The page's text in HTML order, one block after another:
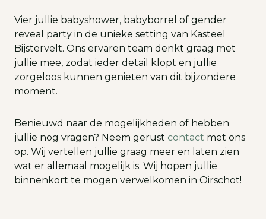
Vier jullie babyshower, babyborrel of gender
reveal party in de unieke setting van Kasteel
Bijstervelt. Ons ervaren team denkt graag met
jullie mee, zodat ieder detail klopt en jullie
zorgeloos kunnen genieten van dit bijzondere
moment.
Benieuwd naar de mogelijkheden of hebben
jullie nog vragen? Neem gerust contact met ons
op. Wij vertellen jullie graag meer en laten zien
wat er allemaal mogelijk is. Wij hopen jullie
binnenkort te mogen verwelkomen in Oirschot!